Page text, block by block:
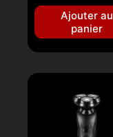
Ajouter au
panier